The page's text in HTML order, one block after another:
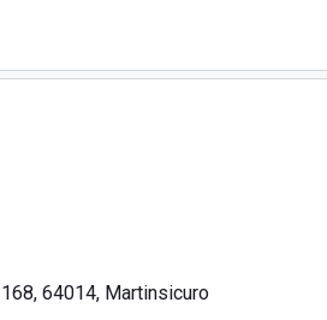
sui divanetti e unaterrazzaper
64014, Martinsicuro